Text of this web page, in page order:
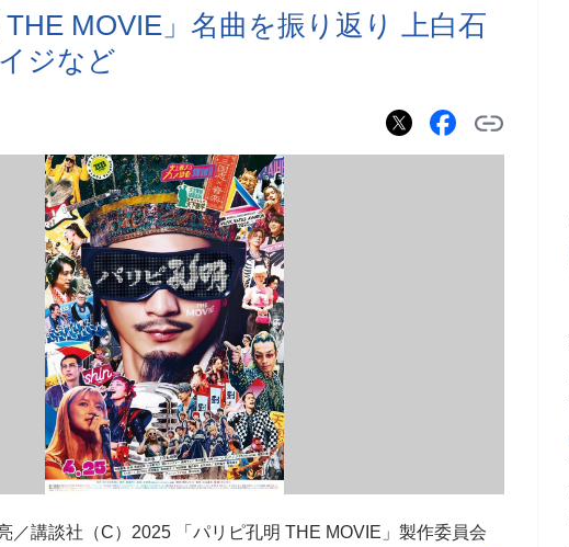
THE MOVIE」名曲を振り返り 上白石
ジなど
／講談社（C）2025 「パリピ孔明 THE MOVIE」製作委員会